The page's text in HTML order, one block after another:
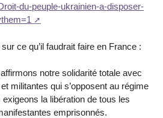
du-peuple-ukrainien-a-disposer-
ce qu’il faudrait faire en France :
notre solidarité totale avec
militantes qui s’opposent au régime
la libération de tous les
emprisonnés.